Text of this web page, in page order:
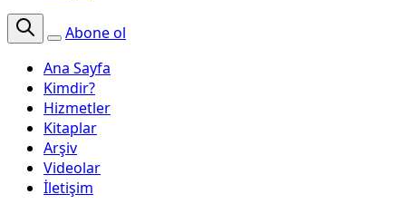
Abone ol
Ana Sayfa
Kimdir?
Hizmetler
Kitaplar
Arşiv
Videolar
İletişim